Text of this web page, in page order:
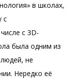
в школах,
с
с 3D-
была одним из
не
Нередко её